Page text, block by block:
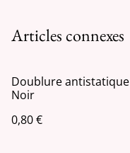
Articles connexes
Doublure antistatique
Noir
0,80 €